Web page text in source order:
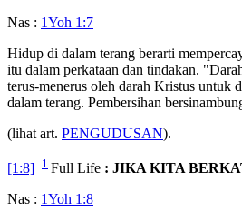
Nas : 1Yoh 1:7
Hidup di dalam terang berarti
itu dalam perkataan dan tindakan.
terus-menerus oleh darah Kristus untuk
dalam terang. Pembersihan
(lihat art. PENGUDUSAN).
[1:8] 1 Full Life : JIKA KITA
Nas : 1Yoh 1:8